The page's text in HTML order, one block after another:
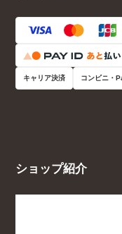
キャリア決済 コンビニ・
ショップ紹介